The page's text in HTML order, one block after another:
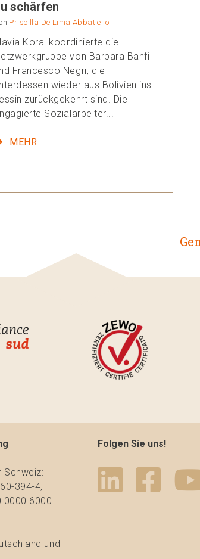
schärfen
Priscilla De Lima Abbatiello
Koral koordinierte die
von Barbara Banfi
Francesco Negri, die
wieder aus Bolivien ins
zurückgekehrt sind. Die
Sozialarbeiter...
MEHR
Schweiz:
394-4,
0000 6000
und
Folgen Sie uns!